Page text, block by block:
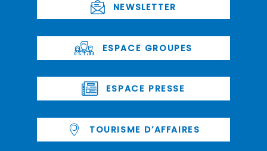
NEWSLETTER
ESPACE GROUPES
ESPACE PRESSE
TOURISME D’AFFAIRES